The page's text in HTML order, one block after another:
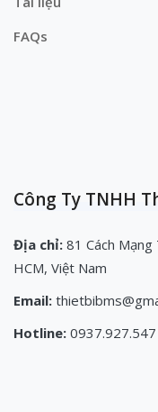
FAQs
Công Ty TNHH
Địa chỉ: 81 Cách
HCM, Việt Nam
Email:
Hotline: 0937.927.547